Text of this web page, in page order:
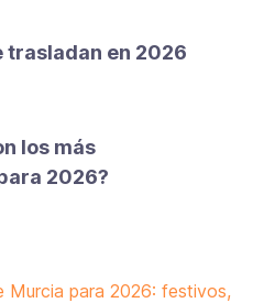
trasladan en 2026
los más
2026?
Murcia para 2026: festivos,